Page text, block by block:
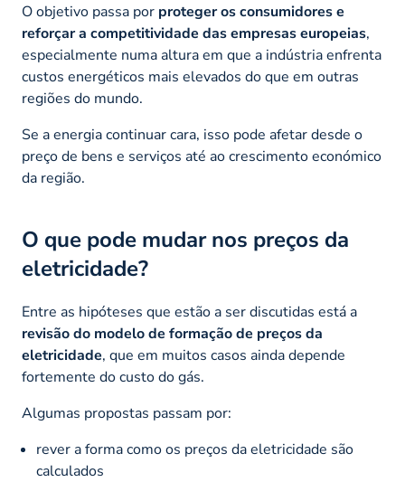
O objetivo passa por proteger os consumidores e
reforçar a competitividade das empresas europeias,
especialmente numa altura em que a indústria enfrenta
custos energéticos mais elevados do que em outras
regiões do mundo.
Se a energia continuar cara, isso pode afetar desde o
preço de bens e serviços até ao crescimento económico
da região.
O que pode mudar nos preços da
eletricidade?
Entre as hipóteses que estão a ser discutidas está a
revisão do modelo de formação de preços da
eletricidade, que em muitos casos ainda depende
fortemente do custo do gás.
Algumas propostas passam por:
rever a forma como os preços da eletricidade são
calculados